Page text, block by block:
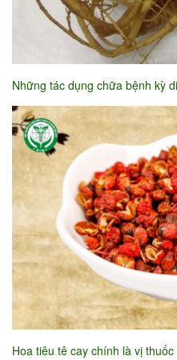
Những tác dụng chữa bệnh kỳ
Hoa tiêu tê cay chính là vị